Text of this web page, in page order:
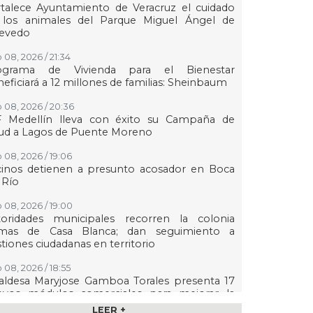
Ayuntamiento de Veracruz el cuidado
animales del Parque Miguel Ángel de
08, 2026 / 21:34
de Vivienda para el Bienestar
a 12 millones de familias: Sheinbaum
08, 2026 / 20:36
Medellín lleva con éxito su Campaña de
a Lagos de Puente Moreno
08, 2026 / 19:06
detienen a presunto acosador en Boca
08, 2026 / 19:00
municipales recorren la colonia
de Casa Blanca; dan seguimiento a
ciudadanas en territorio
08, 2026 / 18:55
Maryjose Gamboa Torales presenta 17
módulos comerciales para mejorar la
de las playas e impulsar la economía de
LEER +